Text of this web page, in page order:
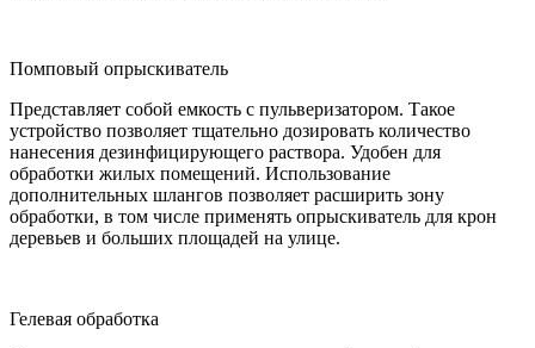
Помповый опрыскиватель
Представляет собой емкость с пульверизатором. Такое
устройство позволяет тщательно дозировать количество
нанесения дезинфицирующего раствора. Удобен для
обработки жилых помещений. Использование
дополнительных шлангов позволяет расширить зону
обработки, в том числе применять опрыскиватель для крон
деревьев и больших площадей на улице.
Гелевая обработка